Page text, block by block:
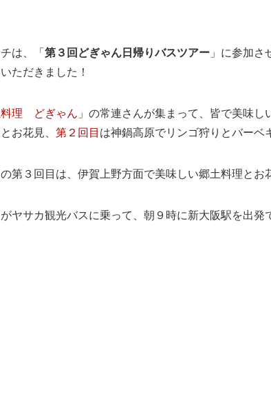
は、「 第３回どぎゃん日帰りバスツアー 」に参加さ
ただきました！
料理 どぎゃん 」の常連さんが集まって、皆で美味し
お花見、 第２回目 は神鍋高原でリンゴ狩りとバーベ
第３回目は、伊賀上野方面で美味しい郷土料理とお
ヤサカ観光バスに乗って、朝９時に新大阪駅を出発